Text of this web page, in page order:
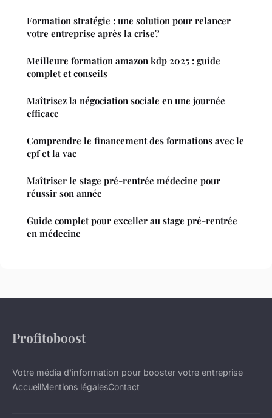
Formation stratégie : une solution pour relancer
votre entreprise après la crise?
Meilleure formation amazon kdp 2025 : guide
complet et conseils
Maîtrisez la négociation sociale en une journée
efficace
Comprendre le financement des formations avec le
cpf et la vae
Maîtriser le stage pré-rentrée médecine pour
réussir son année
Guide complet pour exceller au stage pré-rentrée
en médecine
Profitoboost
Votre média d'information pour booster votre entreprise
AccueilMentions légalesContact